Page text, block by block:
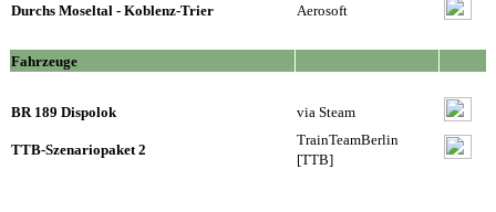
Durchs Moseltal - Koblenz-Trier Aerosoft
Fahrzeuge
BR 189 Dispolok via Steam
TTB-Szenariopaket 2
TrainTeamBerlin
[TTB]